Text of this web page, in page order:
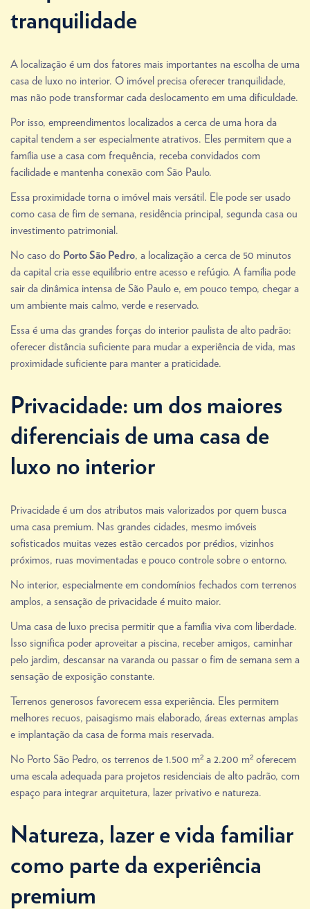
tranquilidade
A localização é um dos fatores mais importantes na escolha de uma
casa de luxo no interior. O imóvel precisa oferecer tranquilidade,
mas não pode transformar cada deslocamento em uma dificuldade.
Por isso, empreendimentos localizados a cerca de uma hora da
capital tendem a ser especialmente atrativos. Eles permitem que a
família use a casa com frequência, receba convidados com
facilidade e mantenha conexão com São Paulo.
Essa proximidade torna o imóvel mais versátil. Ele pode ser usado
como casa de fim de semana, residência principal, segunda casa ou
investimento patrimonial.
No caso do Porto São Pedro, a localização a cerca de 50 minutos
da capital cria esse equilíbrio entre acesso e refúgio. A família pode
sair da dinâmica intensa de São Paulo e, em pouco tempo, chegar a
um ambiente mais calmo, verde e reservado.
Essa é uma das grandes forças do interior paulista de alto padrão:
oferecer distância suficiente para mudar a experiência de vida, mas
proximidade suficiente para manter a praticidade.
Privacidade: um dos maiores
diferenciais de uma casa de
luxo no interior
Privacidade é um dos atributos mais valorizados por quem busca
uma casa premium. Nas grandes cidades, mesmo imóveis
sofisticados muitas vezes estão cercados por prédios, vizinhos
próximos, ruas movimentadas e pouco controle sobre o entorno.
No interior, especialmente em condomínios fechados com terrenos
amplos, a sensação de privacidade é muito maior.
Uma casa de luxo precisa permitir que a família viva com liberdade.
Isso significa poder aproveitar a piscina, receber amigos, caminhar
pelo jardim, descansar na varanda ou passar o fim de semana sem a
sensação de exposição constante.
Terrenos generosos favorecem essa experiência. Eles permitem
melhores recuos, paisagismo mais elaborado, áreas externas amplas
e implantação da casa de forma mais reservada.
No Porto São Pedro, os terrenos de 1.500 m² a 2.200 m² oferecem
uma escala adequada para projetos residenciais de alto padrão, com
espaço para integrar arquitetura, lazer privativo e natureza.
Natureza, lazer e vida familiar
como parte da experiência
premium